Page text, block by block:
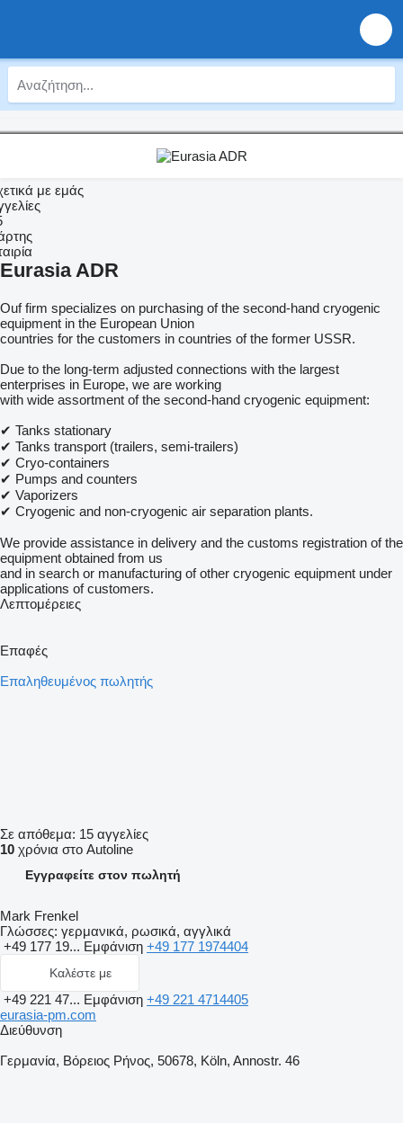
με εμάς
Eurasia ADR
Ouf firm specializes on purchasing of the second-hand cryogenic
equipment in the European Union
countries for the customers in countries of the former USSR.
Due to the long-term adjusted connections with the largest
enterprises in Europe, we are working
with wide assortment of the second-hand cryogenic equipment:
✔ Tanks stationary
✔ Tanks transport (trailers, semi-trailers)
✔ Cryo-containers
✔ Pumps and counters
✔ Vaporizers
✔ Cryogenic and non-cryogenic air separation plants.
We provide assistance in delivery and the customs registration of the
equipment obtained from us
and in search or manufacturing of other cryogenic equipment under
applications of customers.
Λεπτομέρειες
Επαφές
Επαληθευμένος πωλητής
Σε απόθεμα: 15 αγγελίες
10 χρόνια στο Autoline
Εγγραφείτε στον πωλητή
Mark Frenkel
Γλώσσες: γερμανικά, ρωσικά, αγγλικά
+49 177 19... Εμφάνιση +49 177 1974404
Καλέστε με
+49 221 47... Εμφάνιση +49 221 4714405
eurasia-pm.com
Διεύθυνση
Γερμανία, Βόρειος Ρήνος, 50678, Köln, Annostr. 46